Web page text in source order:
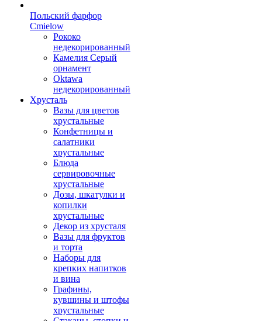
Польский фарфор
Сmielow
Рококо
недекорированный
Камелия Серый
орнамент
Oktawa
недекорированный
Хрусталь
Вазы для цветов
хрустальные
Конфетницы и
салатники
хрустальные
Блюда
сервировочные
хрустальные
Дозы, шкатулки и
копилки
хрустальные
Декор из хрусталя
Вазы для фруктов
и торта
Наборы для
крепких напитков
и вина
Графины,
кувшины и штофы
хрустальные